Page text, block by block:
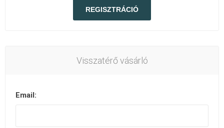
Visszatérő vásárló
Email: